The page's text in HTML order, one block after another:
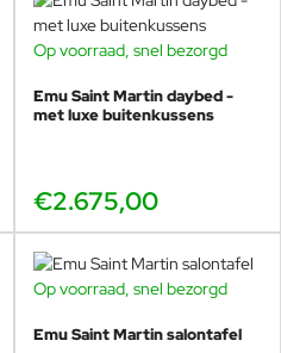
waarbij je bewust speelt met
geliefd in projecten: je kunt
en uitbreiden, terwijl het
blijft.
Op voorraad, snel bezorgd
Emu Saint Martin daybed -
met luxe buitenkussens
€2.675,00
Op voorraad, snel bezorgd
Emu Saint Martin salontafel